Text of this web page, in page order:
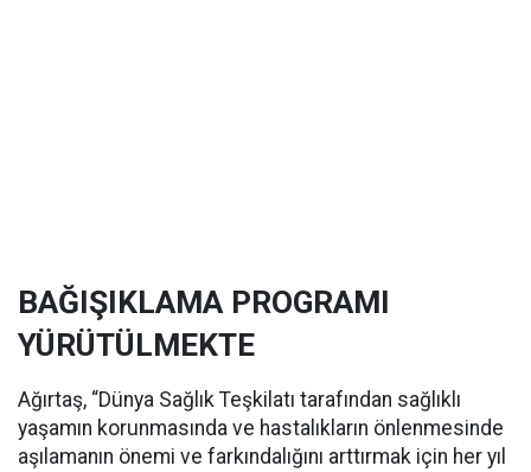
BAĞIŞIKLAMA PROGRAMI
YÜRÜTÜLMEKTE
Ağırtaş, “Dünya Sağlık Teşkilatı tarafından sağlıklı
yaşamın korunmasında ve hastalıkların önlenmesinde
aşılamanın önemi ve farkındalığını arttırmak için her yıl